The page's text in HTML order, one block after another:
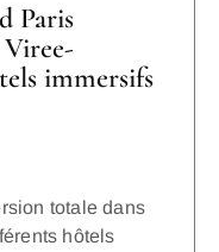
Paris
immersifs
totale dans
hôtels